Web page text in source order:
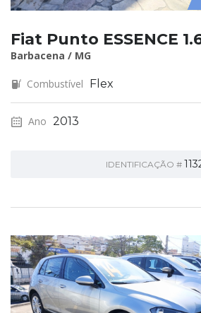
Fiat Punto ESSENCE
Barbacena / MG
Combustível Flex
Ano 2013
IDENTIFICAÇÃO #